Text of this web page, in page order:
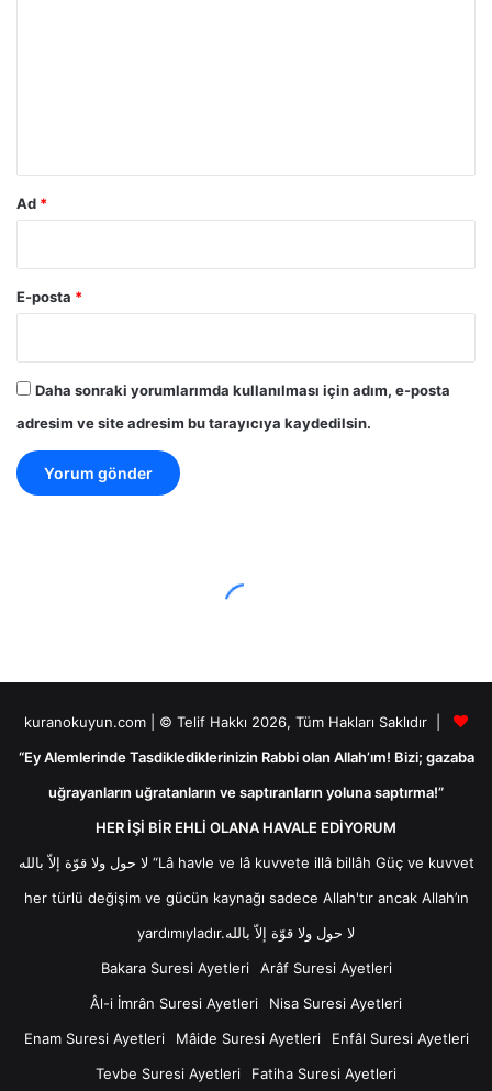
Ad *
E-posta *
Daha sonraki yorumlarımda kullanılması için adım, e-posta
adresim ve site adresim bu tarayıcıya kaydedilsin.
kuranokuyun.com | © Telif Hakkı 2026, Tüm Hakları Saklıdır |
“Ey Alemlerinde Tasdiklediklerinizin Rabbi olan Allah’ım! Bizi; gazaba
uğrayanların uğratanların ve saptıranların yoluna saptırma!”
HER İŞİ BİR EHLİ OLANA HAVALE EDİYORUM
لا حول ولا قوّة إلاّ بالله “Lâ havle ve lâ kuvvete illâ billâh Güç ve kuvvet
her türlü değişim ve gücün kaynağı sadece Allah'tır ancak Allah’ın
yardımıyladır.لا حول ولا قوّة إلاّ بالله
Bakara Suresi Ayetleri
Arâf Suresi Ayetleri
Âl-i İmrân Suresi Ayetleri
Nisa Suresi Ayetleri
Enam Suresi Ayetleri
Mâide Suresi Ayetleri
Enfâl Suresi Ayetleri
Tevbe Suresi Ayetleri
Fatiha Suresi Ayetleri